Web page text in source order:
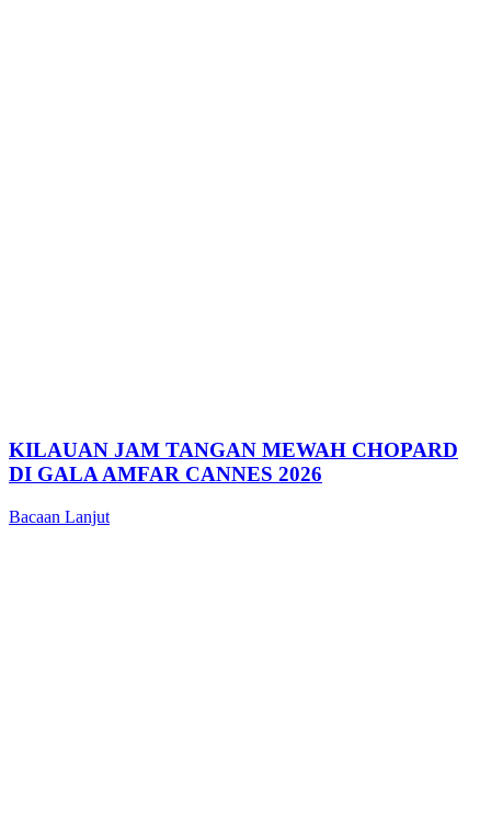
KILAUAN JAM TANGAN MEWAH CHOPARD
DI GALA AMFAR CANNES 2026
Bacaan Lanjut